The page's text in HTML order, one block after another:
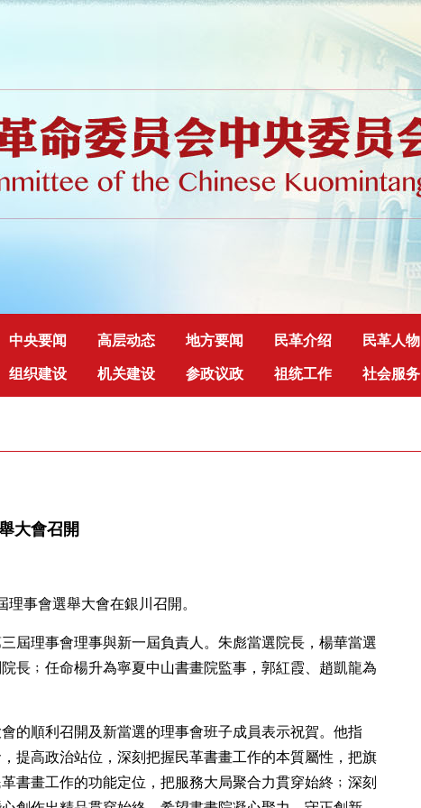
中央要闻 高层动态 地方要闻 民革介绍 民革人物
组织建设 机关建设 参政议政 祖统工作 社会服务
大會召開
事會選舉大會在銀川召開。
屆理事會理事與新一屆負責人。朱彪當選院長，楊華當選
長﹔任命楊升為寧夏中山書畫院監事，郭紅霞、趙凱龍為
的順利召開及新當選的理事會班子成員表示祝賀。他指
提高政治站位，深刻把握民革書畫工作的本質屬性，把旗
書畫工作的功能定位，把服務大局聚合力貫穿始終﹔深刻